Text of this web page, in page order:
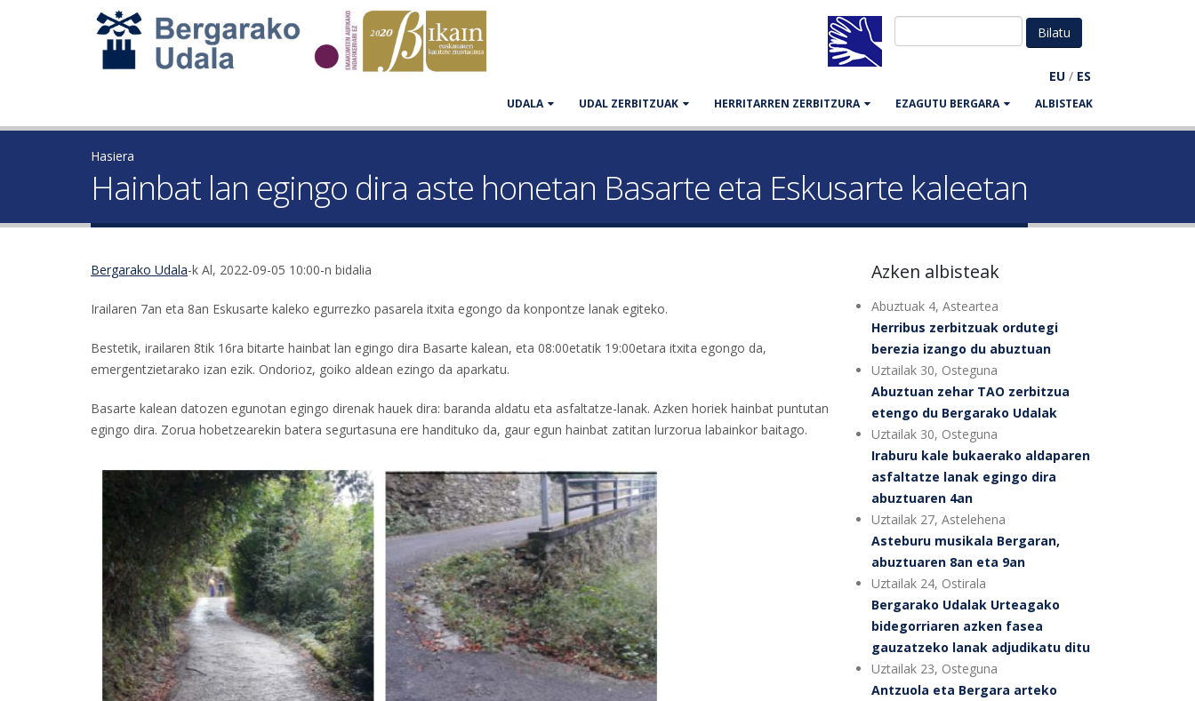
EU / ES
UDALA UDAL ZERBITZUAK HERRITARREN ZERBITZURA EZAGUTU BERGARA ALBISTEAK
Hasiera
Hainbat lan egingo dira aste honetan Basarte eta Eskusarte kaleetan
Bergarako Udala-k Al, 2022-09-05 10:00-n bidalia
Irailaren 7an eta 8an Eskusarte kaleko egurrezko pasarela itxita egongo da konpontze lanak egiteko.
Bestetik, irailaren 8tik 16ra bitarte hainbat lan egingo dira Basarte kalean, eta 08:00etatik 19:00etara itxita egongo da,
emergentzietarako izan ezik. Ondorioz, goiko aldean ezingo da aparkatu.
Basarte kalean datozen egunotan egingo direnak hauek dira: baranda aldatu eta asfaltatze-lanak. Azken horiek hainbat puntutan
egingo dira. Zorua hobetzearekin batera segurtasuna ere handituko da, gaur egun hainbat zatitan lurzorua labainkor baitago.
Azken albisteak
Abuztuak 4, Asteartea
Herribus zerbitzuak ordutegi
berezia izango du abuztuan
Uztailak 30, Osteguna
Abuztuan zehar TAO zerbitzua
etengo du Bergarako Udalak
Uztailak 30, Osteguna
Iraburu kale bukaerako aldaparen
asfaltatze lanak egingo dira
abuztuaren 4an
Uztailak 27, Astelehena
Asteburu musikala Bergaran,
abuztuaren 8an eta 9an
Uztailak 24, Ostirala
Bergarako Udalak Urteagako
bidegorriaren azken fasea
gauzatzeko lanak adjudikatu ditu
Uztailak 23, Osteguna
Antzuola eta Bergara arteko